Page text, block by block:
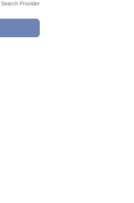
Search Provider